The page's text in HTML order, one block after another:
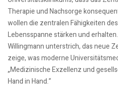
Therapie und Nachsorge
wollen die zentralen Fähigkeiten
Lebensspanne stärken und
Willingmann unterstrich, das neue
zeige, was moderne
„Medizinische Exzellenz und
Hand in Hand.“